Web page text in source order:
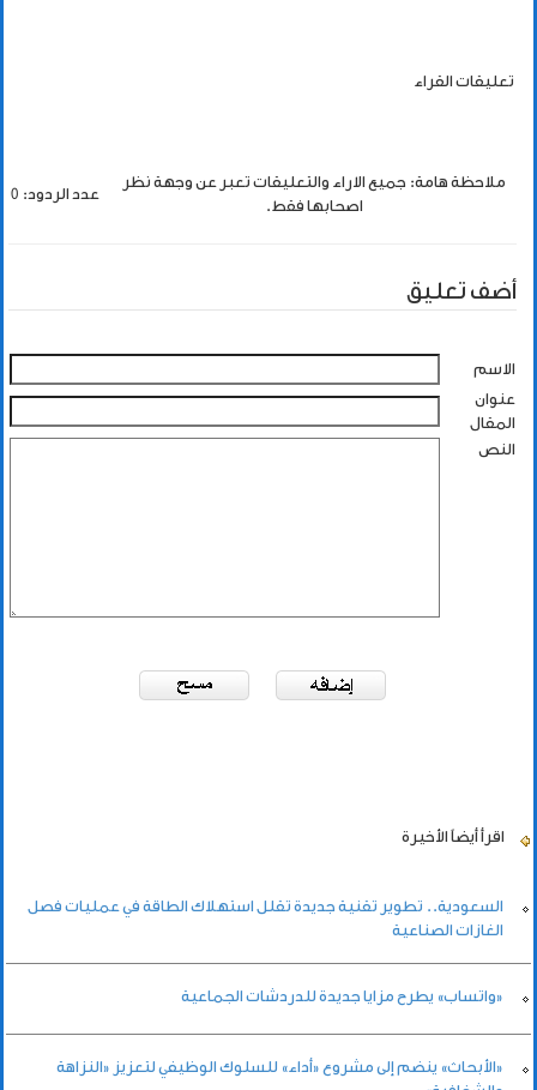
تعليقات القراء
ملاحظة هامة: جميع الاراء والتعليقات تعبر عن وجهة نظر
اصحابها فقط.
عدد الردود: 0
أضف تعليق
الاسم
عنوان
المقال
النص
اقرأ أيضاً الأخيرة
السعودية.. تطوير تقنية جديدة تقلل استهلاك الطاقة في عمليات فصل
الغازات الصناعية
«واتساب» يطرح مزايا جديدة للدردشات الجماعية
«الأبحاث» ينضم إلى مشروع «أداء» للسلوك الوظيفي لتعزيز «النزاهة